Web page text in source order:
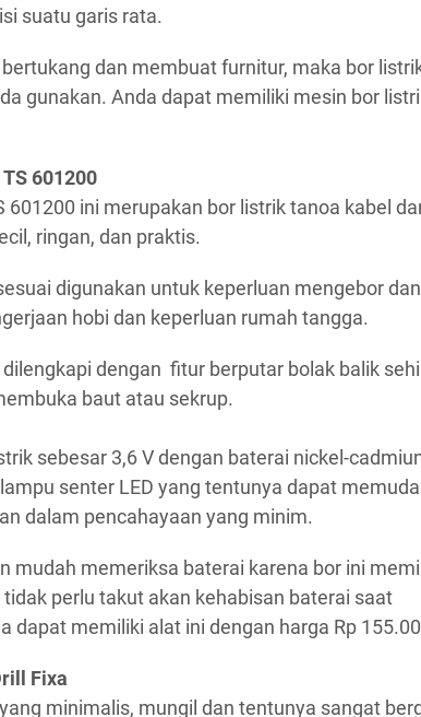
suatu garis rata.
dan membuat furnitur, maka bor
gunakan. Anda dapat memiliki mesin bor
601200
601200 ini merupakan bor listrik tanoa kabel
ringan, dan praktis.
digunakan untuk keperluan mengebor
hobi dan keperluan rumah tangga.
dengan fitur berputar bolak balik
baut atau sekrup.
sebesar 3,6 V dengan baterai nickel-
senter LED yang tentunya dapat
dalam pencahayaan yang minim.
mudah memeriksa baterai karena bor ini
perlu takut akan kehabisan baterai saat
dapat memiliki alat ini dengan harga Rp
Fixa
minimalis, mungil dan tentunya sangat